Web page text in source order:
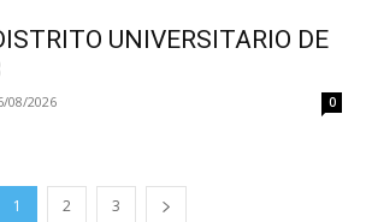
UNIVERSITARIO DE
08/2026 0
1 2 3